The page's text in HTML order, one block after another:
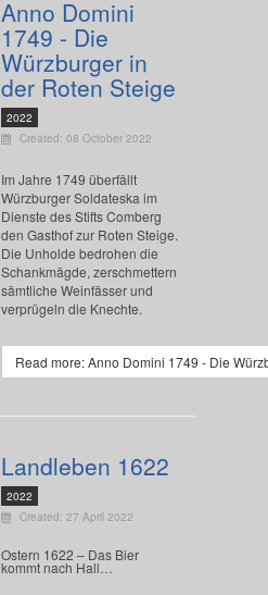
Anno Domini
1749 - Die
Würzburger in
der Roten Steige
2022
Created: 08 October 2022
Im Jahre 1749 überfällt
Würzburger Soldateska im
Dienste des Stifts Comberg
den Gasthof zur Roten Steige.
Die Unholde bedrohen die
Schankmägde, zerschmettern
sämtliche Weinfässer und
verprügeln die Knechte.
Read more: Anno Domini 1749 - Die
Landleben 1622
2022
Created: 27 April 2022
Ostern 1622 – Das Bier
kommt nach Hall…